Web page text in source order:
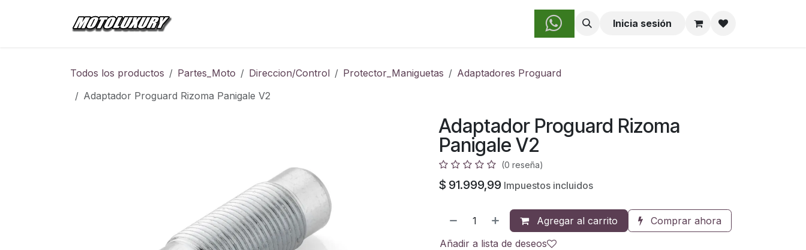
Sobre Nosotros Inicia sesión
Todos los productos Partes_Moto Direccion/Control Protector_Maniguetas
Adaptadores Proguard
Adaptador Proguard Rizoma Panigale V2
Adaptador Proguard Rizoma
Panigale V2
(0 reseña)
$ 91.999,99 Impuestos incluidos
Agregar al carrito
Comprar ahora
Añadir a lista de deseos